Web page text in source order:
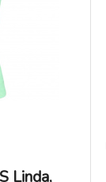
Linda,